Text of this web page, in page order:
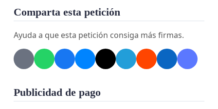
Comparta esta petición
Ayuda a que esta petición consiga más firmas.
Publicidad de pago